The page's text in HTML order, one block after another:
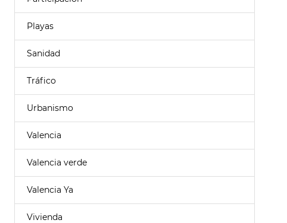
Playas
Sanidad
Tráfico
Urbanismo
Valencia
Valencia verde
Valencia Ya
Vivienda